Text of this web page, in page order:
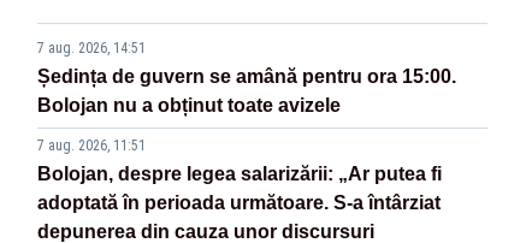
7 aug. 2026, 14:51
Ședința de guvern se amână pentru ora 15:00.
Bolojan nu a obținut toate avizele
7 aug. 2026, 11:51
Bolojan, despre legea salarizării: „Ar putea fi
adoptată în perioada următoare. S-a întârziat
depunerea din cauza unor discursuri